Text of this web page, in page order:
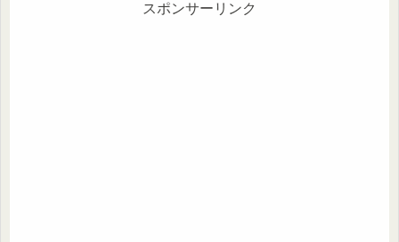
スポンサーリンク